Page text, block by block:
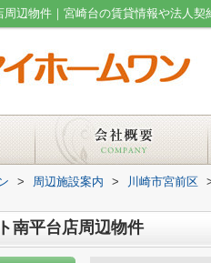
辺物件｜宮崎台の賃貸情報や法人契
> 周辺施設案内 > 川崎市宮前区
南平台店周辺物件